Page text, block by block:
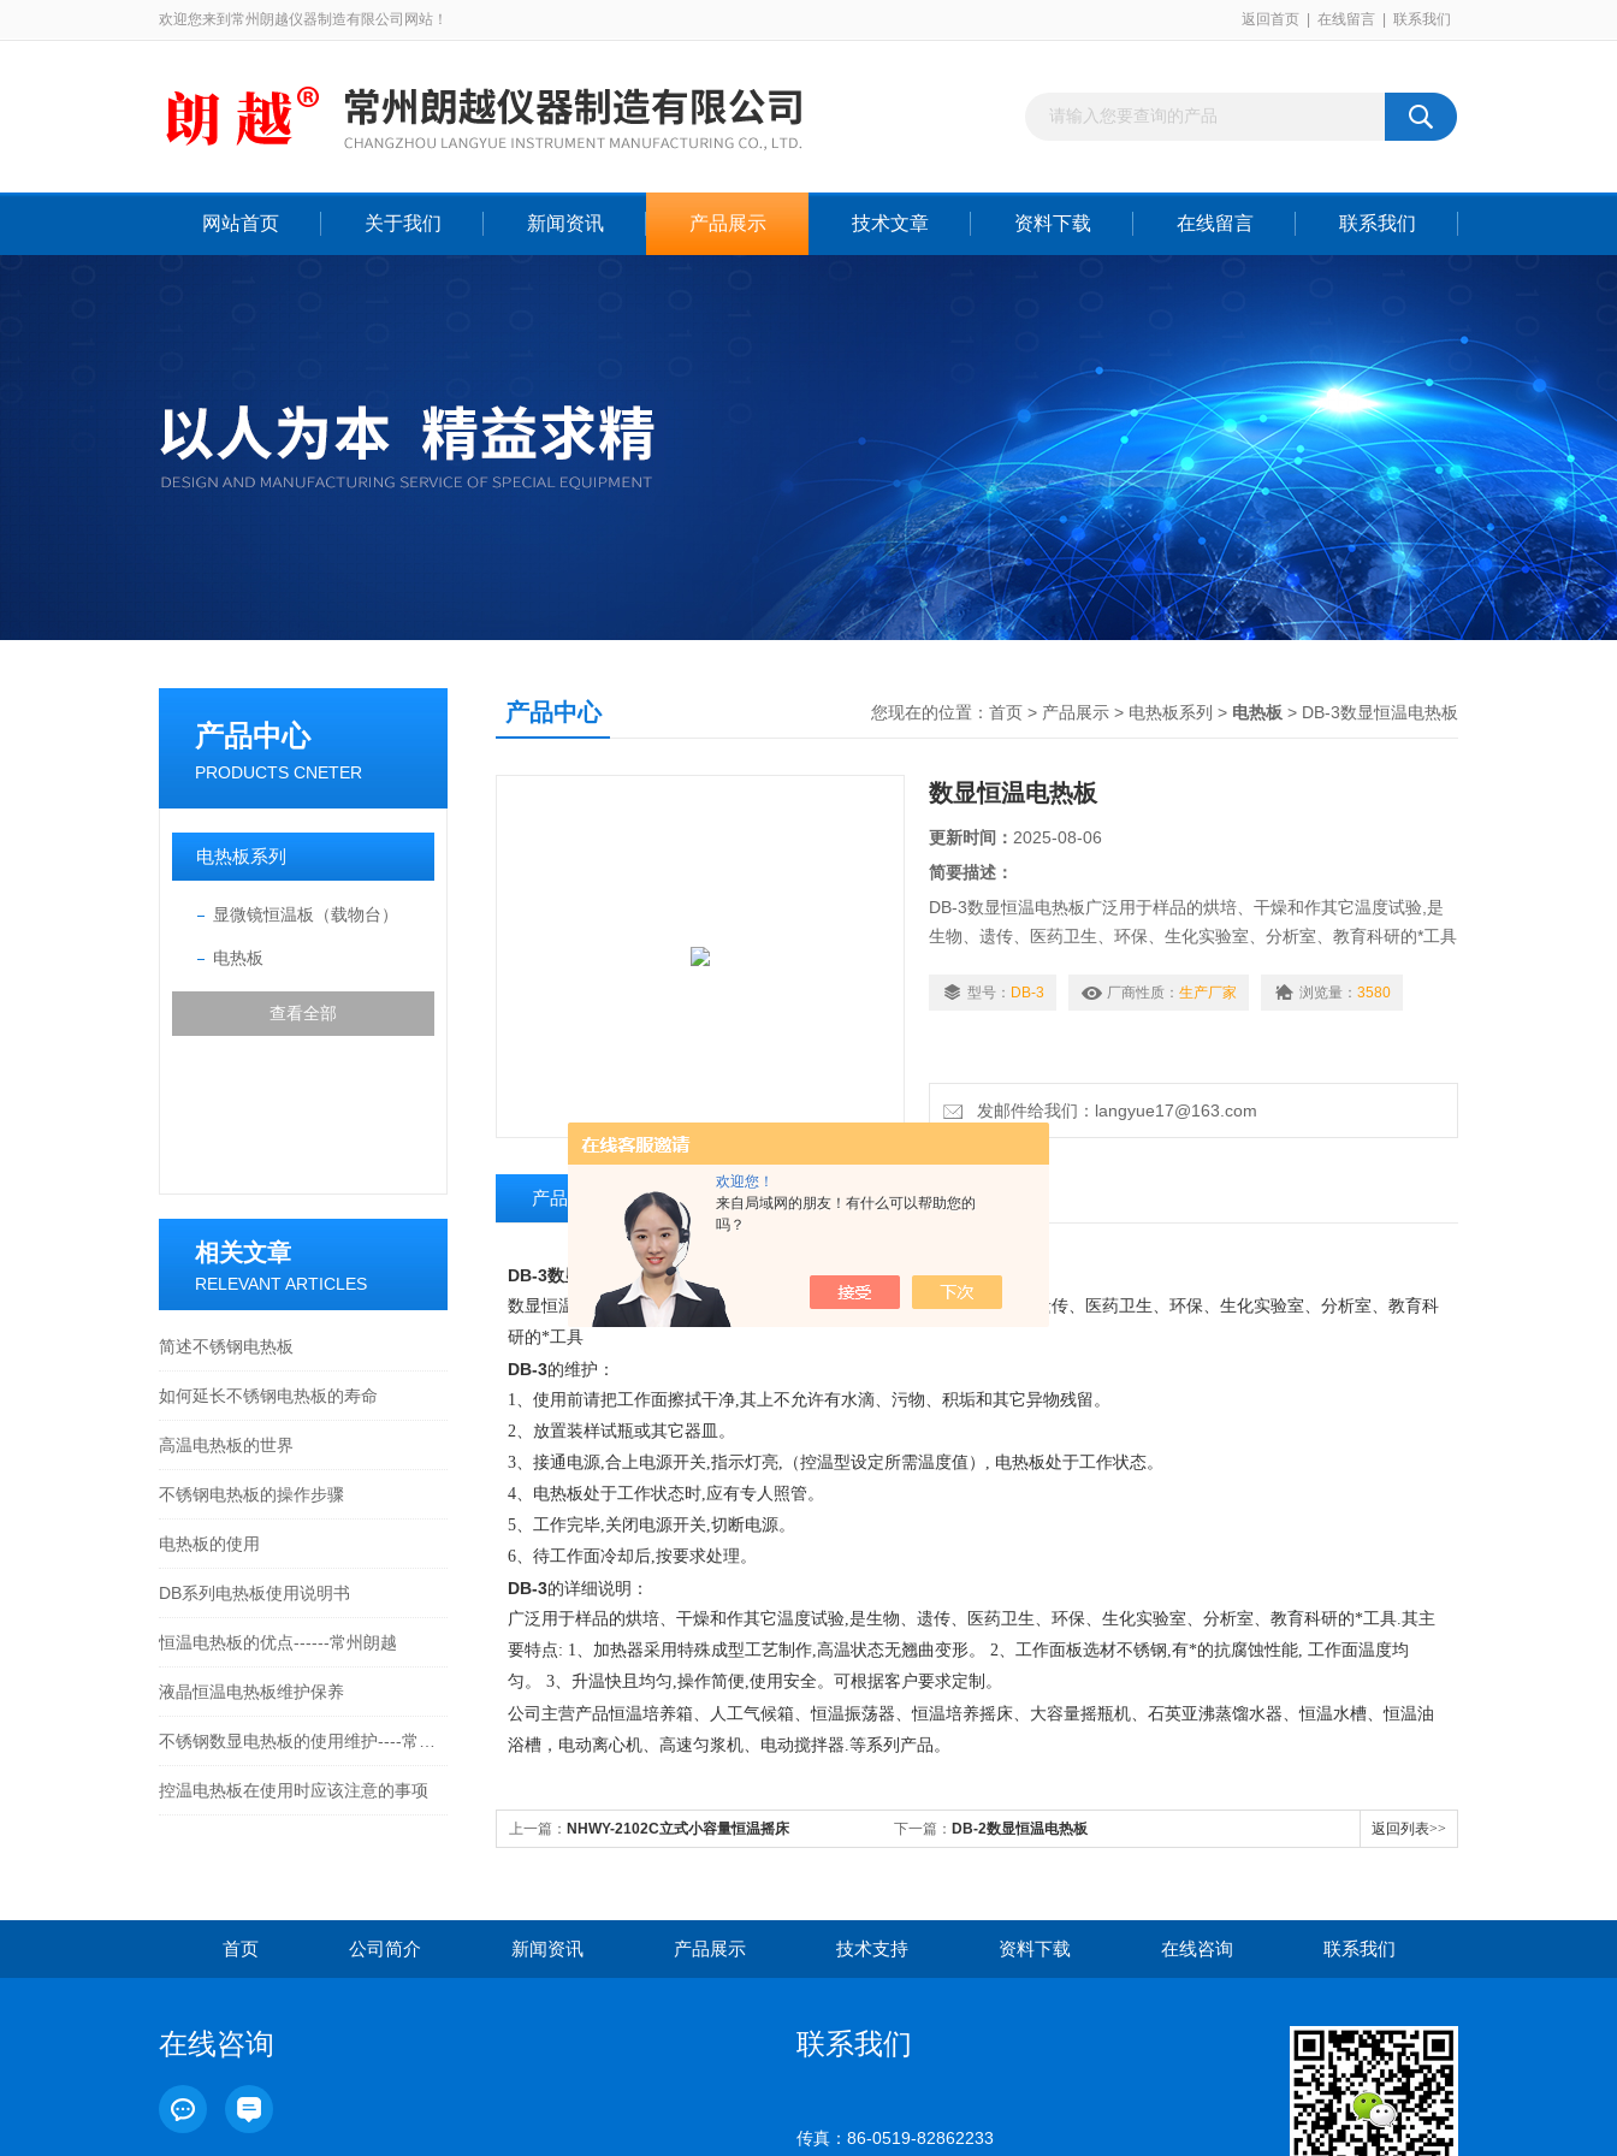
欢迎您！
来自局域网的朋友！有什么可以帮助您的
吗？
欢迎您来到常州朗越仪器制造有限公司网站！ 返回首页 在线留言 联系我们
网站首页 关于我们 新闻资讯 产品展示 技术文章 资料下载 在线留言 联系我们
产品中心
PRODUCTS CNETER
电热板系列
显微镜恒温板（载物台）
电热板
查看全部
相关文章
RELEVANT ARTICLES
简述不锈钢电热板
如何延长不锈钢电热板的寿命
高温电热板的世界
不锈钢电热板的操作步骤
电热板的使用
DB系列电热板使用说明书
恒温电热板的优点------常州朗越
液晶恒温电热板维护保养
控温电热板在使用时应该注意的事项
产品中心 您现在的位置： 首页 > 产品展示 > 电热板系列 > 电热板 > DB-3数显恒温电热板
数显恒温电热板
更新时间： 2025-08-06
简要描述：
DB-3数显恒温电热板广泛用于样品的烘培、干燥和作其它温度试验,是
生物、遗传、医药卫生、环保、生化实验室、分析室、教育科研的*工具
型号： DB-3 厂商性质： 生产厂家 浏览量： 3580
发邮件给我们：langyue17@163.com
产品介绍 相关产品 留言询价
DB-3数显恒温电热板的简单概述：
数显恒温电热板广泛用于样品的烘培、干燥和作其它温度试验,是生物、遗传、医药卫生、环保、生化实验室、分析室、教育科
研的*工具
DB-3的维护：
1、使用前请把工作面擦拭干净,其上不允许有水滴、污物、积垢和其它异物残留。
2、放置装样试瓶或其它器皿。
3、接通电源,合上电源开关,指示灯亮, （控温型设定所需温度值） , 电热板处于工作状态。
4、电热板处于工作状态时,应有专人照管。
5、工作完毕,关闭电源开关,切断电源。
6、待工作面冷却后,按要求处理。
DB-3的详细说明：
广泛用于样品的烘培、干燥和作其它温度试验,是生物、遗传、医药卫生、环保、生化实验室、分析室、教育科研的*工具.其主
要特点: 1、加热器采用特殊成型工艺制作,高温状态无翘曲变形。 2、工作面板选材不锈钢 ,有*的抗腐蚀性能, 工作面温度均
匀。
3、升温快且均匀,操作简便,使用安全。可根据客户要求定制。
公司主营产品恒温培养箱、人工气候箱、恒温振荡器、恒温培养摇床、大容量摇瓶机、石英亚沸蒸馏水器、恒温水槽、恒温油
浴槽，电动离心机、高速匀浆机、电动搅拌器.等系列产品。
上一篇： NHWY-2102C立式小容量恒温摇床 下一篇： DB-2数显恒温电热板 返回列表>>
首页 公司简介 新闻资讯 产品展示 技术支持 资料下载 在线咨询 联系我们
在线咨询 联系我们
传真：86-0519-82862233